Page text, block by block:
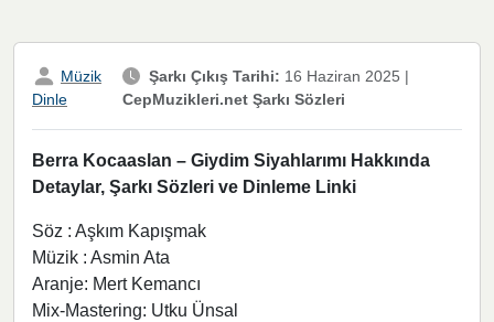
Müzik
Dinle
Şarkı Çıkış Tarihi: 16 Haziran 2025 |
CepMuzikleri.net Şarkı Sözleri
Berra Kocaaslan – Giydim Siyahlarımı Hakkında
Detaylar, Şarkı Sözleri ve Dinleme Linki
Söz : Aşkım Kapışmak
Müzik : Asmin Ata
Aranje: Mert Kemancı
Mix-Mastering: Utku Ünsal